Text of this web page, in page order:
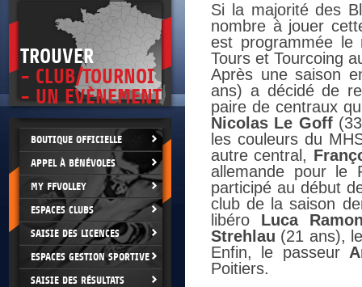
TROUVER
- CLUB/TOURNOI
- UN EVÈNEMENT
BOUTIQUE OFFICIELLE
APPEL À BÉNÉVOLES
MY FFVOLLEY
ESPACES CLUBS
SAISIE DES LICENCES
ESPACES GESTION SPORTIVE
SAISIE DES RÉSULTATS
Si la majorité des
nombre à jouer
est programmée
Tours et Tourcoing
Après une saison
ans) a décidé de
paire de centraux
Nicolas Le Goff(33
les couleurs du
autre central,
allemande pour le
participé au début
club de la saison
libéro Luca
Strehlau (21 ans),
Enfin, le passeur
Poitiers.